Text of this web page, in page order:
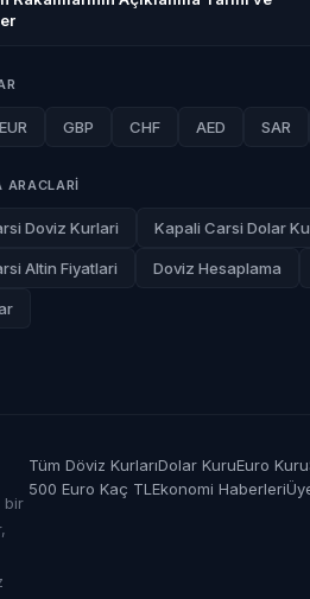
EUR GBP CHF AED SAR
ARACLARI
Doviz Kurlari Kapali Carsi Dolar
Altin Fiyatlari Doviz Hesaplama
bir
Tüm Döviz KurlarıDolar KuruEuro Kuru
500 Euro Kaç TL Ekonomi Haberleri